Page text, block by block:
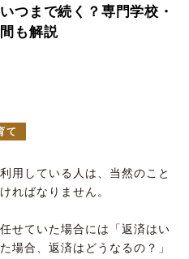
つまで続く？専門学校・
も解説
て
用している人は、当然のこと
ればなりません。
せていた場合には「返済はい
場合、返済はどうなるの？」